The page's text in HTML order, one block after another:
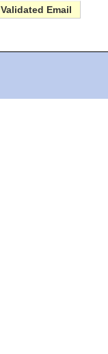
Validated Email